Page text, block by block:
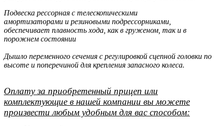
Подвеска рессорная с телескопическими
амортизаторами и резиновыми подрессорниками,
обеспечивает плавность хода, как в груженом, так и в
порожнем состоянии
Дышло переменного сечения с регулировкой сцепной головки по
высоте и поперечиной для крепления запасного колеса.
Оплату за приобретенный прицеп или
комплектующие в нашей компании вы можете
произвести любым удобным для вас способом: